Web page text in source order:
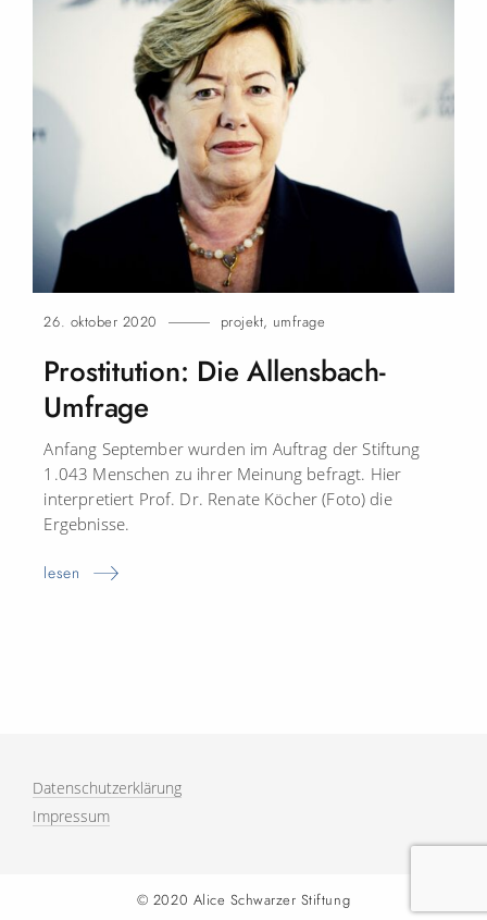
26. oktober 2020 projekt, umfrage
Prostitution: Die Allensbach-
Umfrage
Anfang September wurden im Auftrag der Stiftung
1.043 Menschen zu ihrer Meinung befragt. Hier
interpretiert Prof. Dr. Renate Köcher (Foto) die
Ergebnisse.
lesen
Datenschutzerklärung
Impressum
© 2020 Alice Schwarzer Stiftung